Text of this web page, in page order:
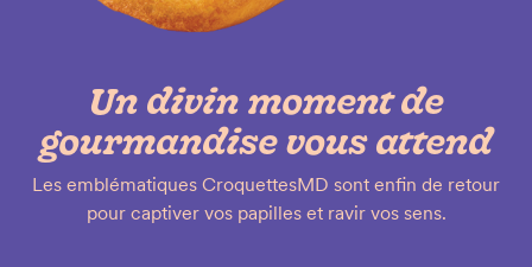
Un divin moment de
gourmandise vous attend
Les emblématiques CroquettesMD sont enfin de retour
pour captiver vos papilles et ravir vos sens.